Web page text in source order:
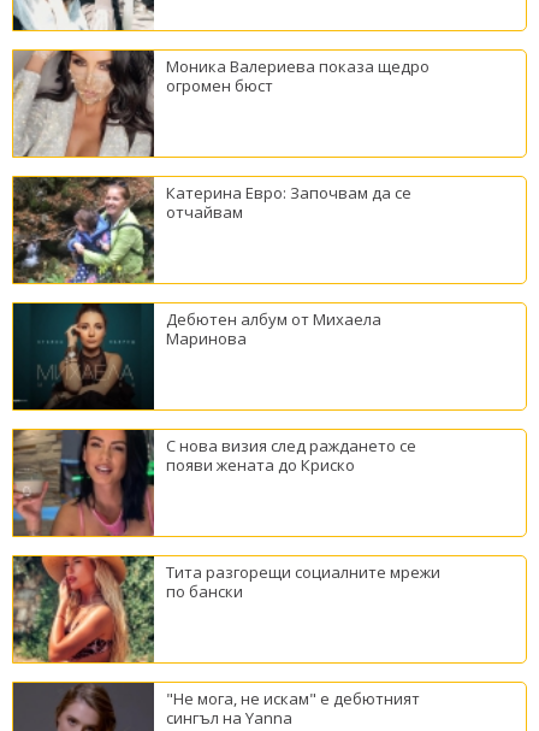
Моника Валериева показа щедро
огромен бюст
Катерина Евро: Започвам да се
отчайвам
Дебютен албум от Михаела
Маринова
С нова визия след раждането се
появи жената до Криско
Тита разгорещи социалните мрежи
по бански
"Не мога, не искам" е дебютният
сингъл на Yanna